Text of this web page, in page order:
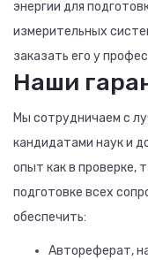
энергии для
измерительных
заказать его у
Наши
Мы сотрудничаем с
кандидатами наук и
опыт как в проверке,
подготовке всех
обеспечить:
Автореферат,